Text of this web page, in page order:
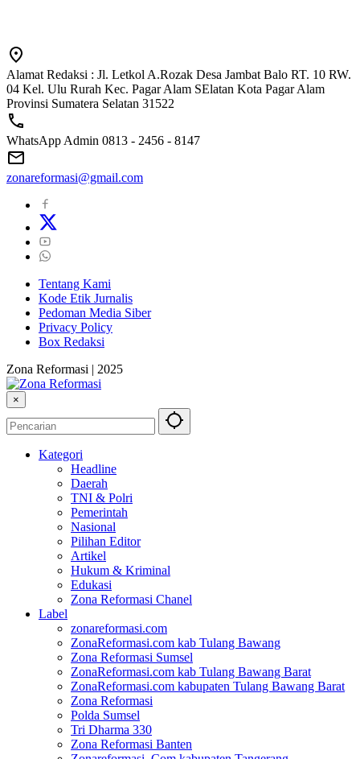
Alamat Redaksi : Jl. Letkol A.Rozak Desa Jambat Balo RT. 10 RW.
04 Kel. Ulu Rurah Kec. Pagar Alam SElatan Kota Pagar Alam
Provinsi Sumatera Selatan 31522
WhatsApp Admin 0813 - 2456 - 8147
zonareformasi@gmail.com
Tentang Kami
Kode Etik Jurnalis
Pedoman Media Siber
Privacy Policy
Box Redaksi
Zona Reformasi | 2025
×
Kategori
Headline
Daerah
TNI & Polri
Pemerintah
Nasional
Pilihan Editor
Artikel
Hukum & Kriminal
Edukasi
Zona Reformasi Chanel
Label
zonareformasi.com
ZonaReformasi.com kab Tulang Bawang
Zona Reformasi Sumsel
ZonaReformasi.com kab Tulang Bawang Barat
ZonaReformasi.com kabupaten Tulang Bawang Barat
Zona Reformasi
Polda Sumsel
Tri Dharma 330
Zona Reformasi Banten